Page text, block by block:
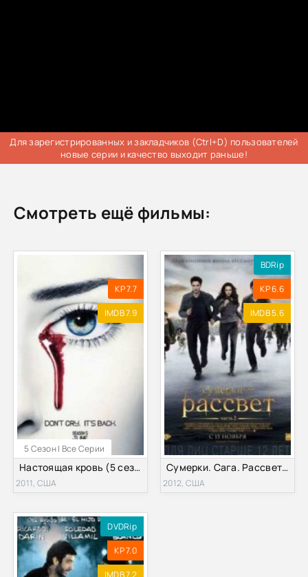
Для зарегистрированных и закладчиков (Ctrl+D) пользователей
новые серии и качество выходит раньше!
Смотреть ещё фильмы:
5 Сезон | Все Серии
KP 7.7
IMDB 7.9
Настоящая кровь (5 сезон)
2011, США
BDRip
KP 6.6
IMDB 5.6
Сумерки. Сага. Рассвет: Часть 2 (2012)
2012, США
DVDRip
KP 7.0
IMDB 7.2